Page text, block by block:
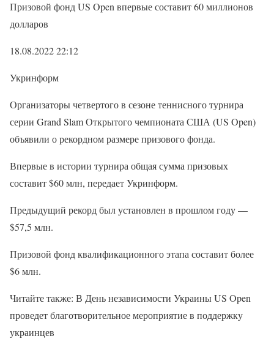
Призовой фонд US Open впервые составит 60 миллионов
долларов
18.08.2022 22:12
Укринформ
Организаторы четвертого в сезоне теннисного турнира
серии Grand Slam Открытого чемпионата США (US Open)
объявили о рекордном размере призового фонда.
Впервые в истории турнира общая сумма призовых
составит $60 млн, передает Укринформ.
Предыдущий рекорд был установлен в прошлом году —
$57,5 млн.
Призовой фонд квалификационного этапа составит более
$6 млн.
Читайте также: В День независимости Украины US Open
проведет благотворительное мероприятие в поддержку
украинцев